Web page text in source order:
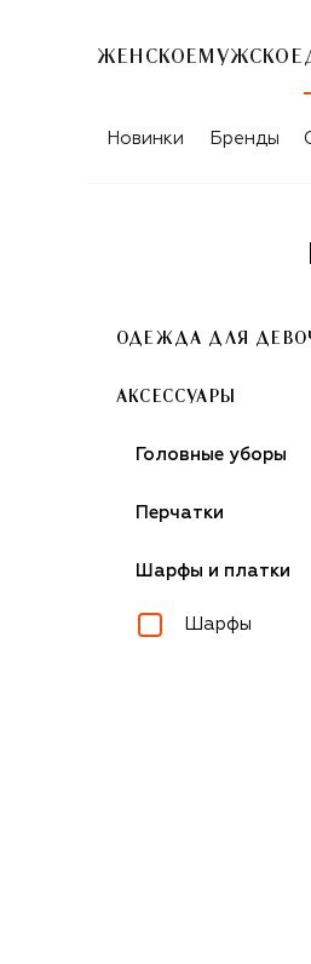
ЖЕНСКОЕ МУЖСКОЕ
Новинки Бренды
ОДЕЖДА ДЛЯ
АКСЕССУАРЫ
Головные уборы
Перчатки
Шарфы и платки
Шарфы